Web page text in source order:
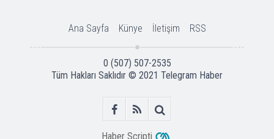
Ana Sayfa Künye İletişim RSS
0 (507) 507-2535
Tüm Hakları Saklıdır © 2021 Telegram Haber
Haber Scripti